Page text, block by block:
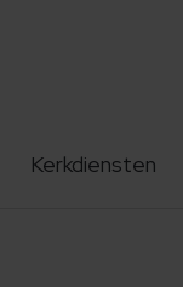
Kerkdiensten